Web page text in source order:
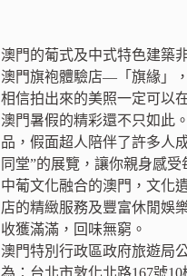
澳門的葡式及中式特色建築
澳門旗袍體驗店—「旗緣」
相信拍出來的美照一定可以
澳門暑假的精彩還不只如此
品，假面超人陪伴了許多人
同堂”的展覽，讓你親身感
中葡文化融合的澳門，文化
店的精緻服務及豐富休閒娛
收獲滿滿，回味無窮。
澳門特別行政區政府旅遊局